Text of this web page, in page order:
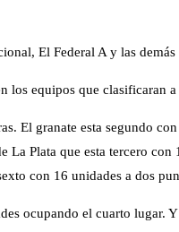
El Federal A y las
los equipos que clasificaran
El granate esta segundo
Plata que esta tercero
con 16 unidades a dos
ocupando el cuarto lugar.